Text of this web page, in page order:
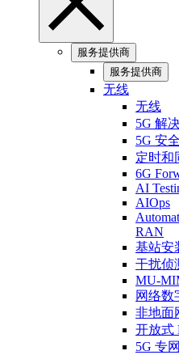
服务提供商
服务提供商
无线
无线
5G 解
5G 安
定时和
6G
AI
AIOps
RAN
基站安
干扰侦
MU-
网络数
非地面
开放式
5G 专网